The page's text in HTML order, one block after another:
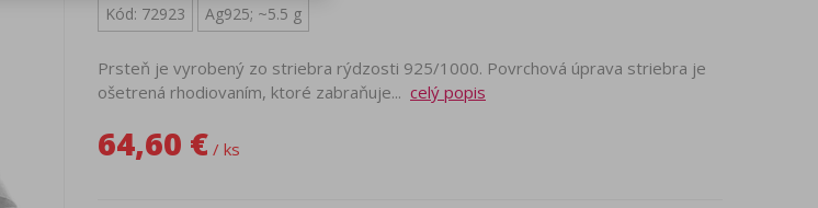
Kód: 72923 Ag925; ~5.5 g
Prsteň je vyrobený zo striebra rýdzosti 925/1000. Povrchová úprava striebra je
ošetrená rhodiovaním, ktoré zabraňuje... celý popis
64,60 € / ks